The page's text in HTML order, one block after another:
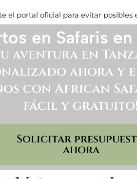
el portal oficial para evitar posibles
en Safaris en
aventura en
ahora y
con African
fácil y gratuito!
Solicitar
ahora